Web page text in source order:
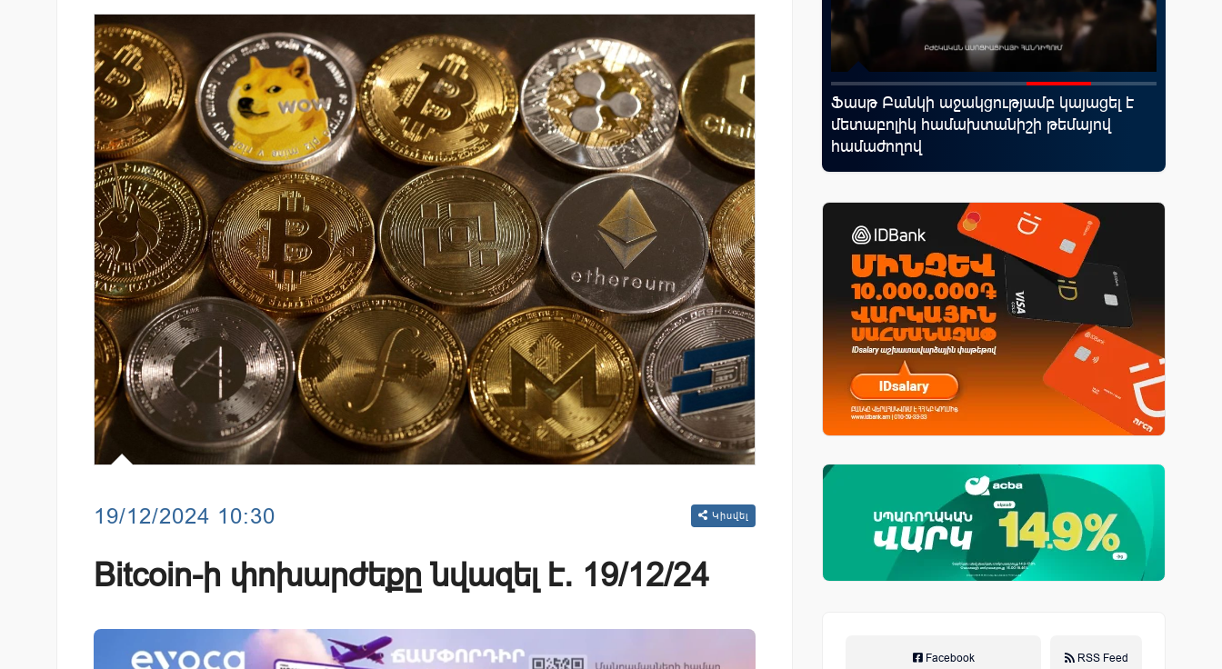
19/12/2024 10:30 Կիսվել
Bitcoin-ի փոխարժեքը նվազել է. 19/12/24
արևային
կապահովեն վայրի
մշտադիտարկումը
Կոնվերս Բանկը և Visa-ն ընդլայնում են
ռազմավարական համագործակցությունը՝
նոր հաճախորդակենտրոն լուծումների
զարգացման նպատակով
IDBank-ը ներկայացնում է նոր Mastercard
World քարտը՝ ճանապարհորդական
առավելություններով և հատուկ արշավով
Ֆասթ Բանկի աջակցությամբ կայացել է
մետաբոլիկ համախտանիշի թեմայով
համաժողով
Facebook RSS Feed